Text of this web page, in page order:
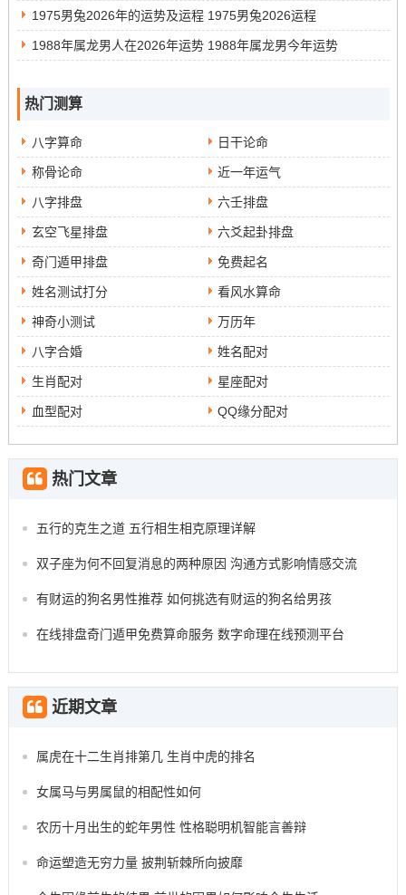
冒险，而狗则喜欢安静与陪伴。在这方面，双方可以找到
平衡点，共同参与一些活动。
受家庭聚会。通过共同的兴趣，双方能够加深了解，增进
应对挑战的策略
婚姻中难免会遇到挑战。马的冒险精神与狗的稳重性格，
在应对困难时可以形成互补。马可以带领狗迎接挑战，而
狗则可以提供稳定的情感支持。
面对问题时双方应保持冷静，共同寻找解决方案。马可以
学习狗的耐心，而狗则可以借鉴马的果敢。通过这种互
补，夫妻可以更好地应对生活的风风雨雨。
家庭角色的分工
在家庭生活中，合理的角色分工可以提高生活质量。马可
以负责外出工作与经济支持，而狗则可以承担家庭事务与
中找到满足感。通过合理的分工，马狗组合能够更好地享
受家庭生活。
培养共同的价值观
介绍与培养相似的价值观。这包括对家庭、事业、教育等
双方可以在孩子教育问题上达成共识，形成一致的教育理
念。通过共同的价值观，马狗组合能够更好地应对生活中
的各种挑战。
1975男兔2026年的运势及运程 1975男兔2026运程
1988年属龙男人在2026年运势 1988年属龙男今年运势
热门测算
八字算命 日干论命
称骨论命 近一年运气
八字排盘 六壬排盘
玄空飞星排盘 六爻起卦排盘
奇门遁甲排盘 免费起名
姓名测试打分 看风水算命
神奇小测试 万历年
八字合婚 姓名配对
生肖配对 星座配对
血型配对 QQ缘分配对
热门文章
五行的克生之道 五行相生相克原理详解
双子座为何不回复消息的两种原因 沟通方式影响情感交流
有财运的狗名男性推荐 如何挑选有财运的狗名给男孩
在线排盘奇门遁甲免费算命服务 数字命理在线预测平台
近期文章
属虎在十二生肖排第几 生肖中虎的排名
女属马与男属鼠的相配性如何
农历十月出生的蛇年男性 性格聪明机智能言善辩
命运塑造无穷力量 披荆斩棘所向披靡